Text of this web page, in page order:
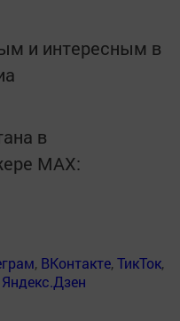
и интересным в
в
MАХ:
, ВКонтакте,ТикТок,
Яндекс.Дзен